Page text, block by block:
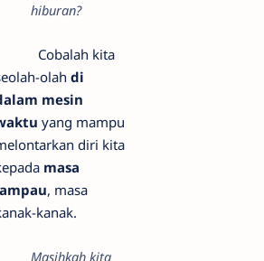
hiburan?
Cobalah kita
olah di
mesin
yang mampu
diri kita
masa
, masa
kanak.
Masihkah kita